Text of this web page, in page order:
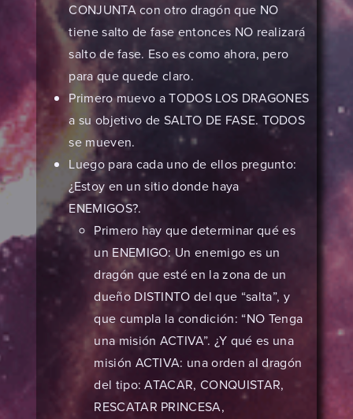
CONJUNTA con otro dragón que NO
tiene salto de fase entonces NO realizará
salto de fase. Eso es como ahora, pero
para que quede claro.
Primero muevo a TODOS LOS DRAGONES
a su objetivo de SALTO DE FASE. TODOS
se mueven.
Luego para cada uno de ellos pregunto:
¿Estoy en un sitio donde haya
ENEMIGOS?.
Primero hay que determinar qué es
un ENEMIGO: Un enemigo es un
dragón que esté en la zona de un
dueño DISTINTO del que “salta”, y
que cumpla la condición: “NO Tenga
una misión ACTIVA”. ¿Y qué es una
misión ACTIVA: una orden al dragón
del tipo: ATACAR, CONQUISTAR,
RESCATAR PRINCESA,